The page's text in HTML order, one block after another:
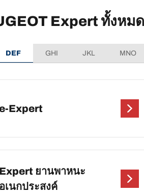
Expert ทั้งหมด
DEF GHI JKL MNO
Expert
Expert ยานพาหนะ
อเนกประสงค์